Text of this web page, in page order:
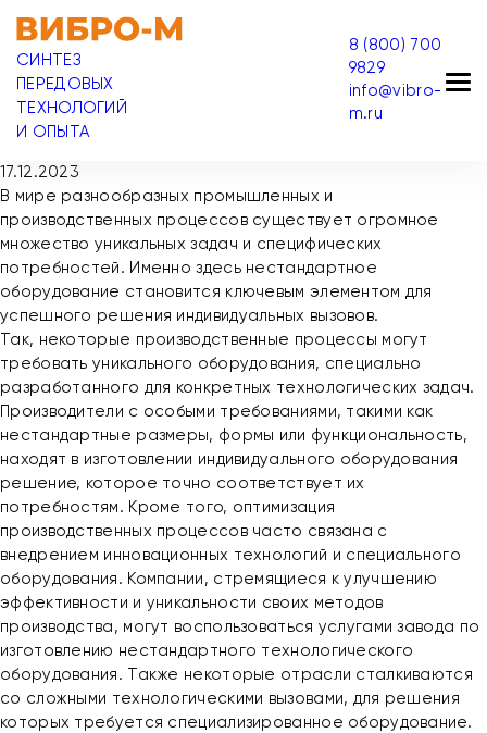
СИНТЕЗ
ПЕРЕДОВЫХ
ТЕХНОЛОГИЙ
И ОПЫТА
8 (800) 700
9829
info@vibro-
m.ru
17.12.2023
В мире разнообразных промышленных и
производственных процессов существует огромное
множество уникальных задач и специфических
потребностей. Именно здесь нестандартное
оборудование становится ключевым элементом для
успешного решения индивидуальных вызовов.
Так, некоторые производственные процессы могут
требовать уникального оборудования, специально
разработанного для конкретных технологических задач.
Производители с особыми требованиями, такими как
нестандартные размеры, формы или функциональность,
находят в изготовлении индивидуального оборудования
решение, которое точно соответствует их
потребностям. Кроме того, оптимизация
производственных процессов часто связана с
внедрением инновационных технологий и специального
оборудования. Компании, стремящиеся к улучшению
эффективности и уникальности своих методов
производства, могут воспользоваться услугами завода по
изготовлению нестандартного технологического
оборудования. Также некоторые отрасли сталкиваются
со сложными технологическими вызовами, для решения
которых требуется специализированное оборудование.